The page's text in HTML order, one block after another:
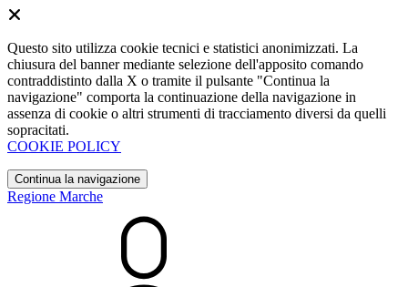
Questo sito utilizza cookie tecnici e statistici anonimizzati. La
chiusura del banner mediante selezione dell'apposito comando
contraddistinto dalla X o tramite il pulsante "Continua la
navigazione" comporta la continuazione della navigazione in
assenza di cookie o altri strumenti di tracciamento diversi da quelli
sopracitati.
COOKIE POLICY
Continua la navigazione
Regione Marche